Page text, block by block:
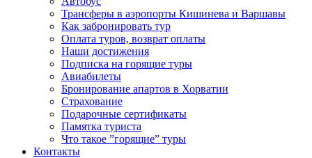
Трансферы в аэропорты Кишинева и Варшавы
Как забронировать тур
Оплата туров, возврат оплаты
Наши достижения
Подписка на горящие туры
Авиабилеты
Бронирование апартов в Хорватии
Страхование
Подарочные сертификаты
Памятка туриста
Что такое ”горящие” туры
Контакты